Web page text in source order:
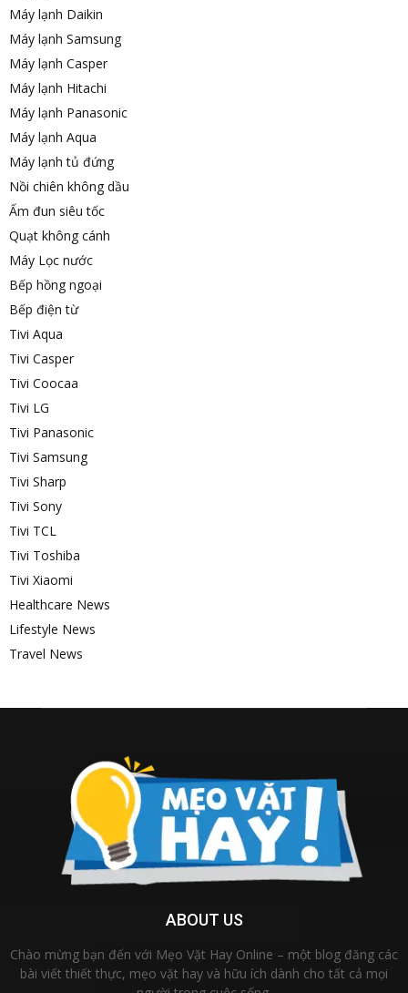
Máy lạnh Daikin
Máy lạnh Samsung
Máy lạnh Casper
Máy lạnh Hitachi
Máy lạnh Panasonic
Máy lạnh Aqua
Máy lạnh tủ đứng
Nồi chiên không dầu
Ấm đun siêu tốc
Quạt không cánh
Máy Lọc nước
Bếp hồng ngoại
Bếp điện từ
Tivi Aqua
Tivi Casper
Tivi Coocaa
Tivi LG
Tivi Panasonic
Tivi Samsung
Tivi Sharp
Tivi Sony
Tivi TCL
Tivi Toshiba
Tivi Xiaomi
Healthcare News
Lifestyle News
Travel News
ABOUT US
Chào mừng bạn đến với Mẹo Vặt Hay Online – một blog đăng các
bài viết thiết thực, mẹo vặt hay và hữu ích dành cho tất cả mọi